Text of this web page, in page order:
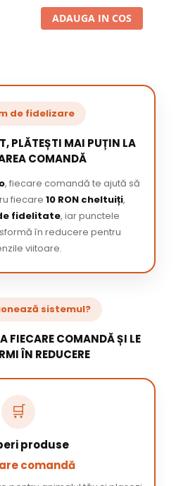
ADAUGA IN COS
de fidelizare
PLĂTEȘTI MAI PUȚIN LA
COMANDĂ
, fiecare comandă te ajută să
fiecare 10 RON cheltuiți,
fidelitate, iar punctele
în reducere pentru
viitoare.
sistemul?
FIECARE COMANDĂ ȘI LE
ÎN REDUCERE
🛒
produse
comandă